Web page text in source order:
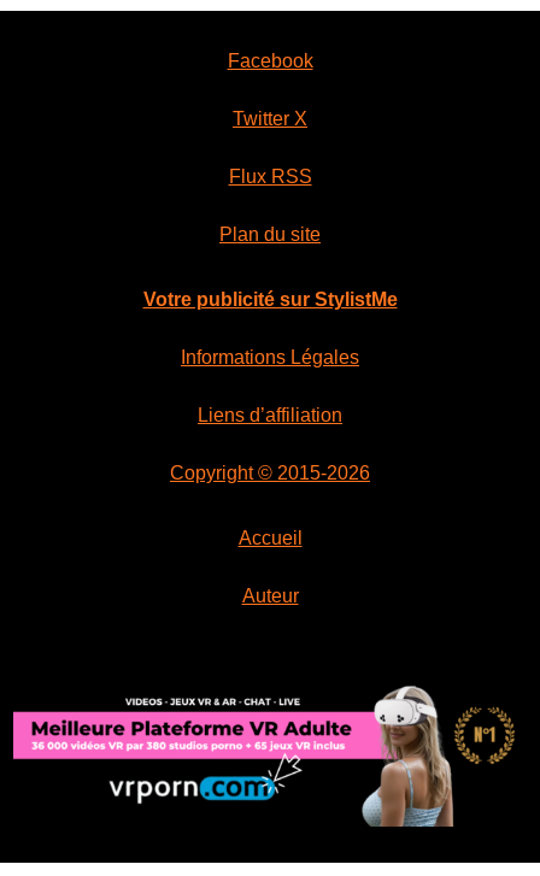
Facebook
Twitter X
Flux RSS
Plan du site
Votre publicité sur StylistMe
Informations Légales
Liens d’affiliation
Copyright © 2015-2026
Accueil
Auteur